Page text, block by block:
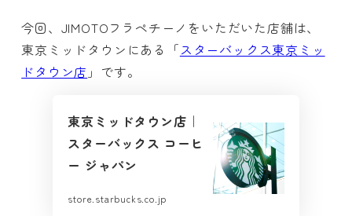
今回、JIMOTOフラペチーノをいただいた店舗は、
東京ミッドタウンにある「スターバックス東京ミッ
ドタウン店 」です。
東京ミッドタウン店｜
スターバックス コーヒ
ー ジャパン
store.starbucks.co.jp